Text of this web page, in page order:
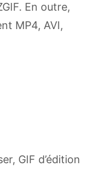
En outre,
MP4, AVI,
GIF d’édition